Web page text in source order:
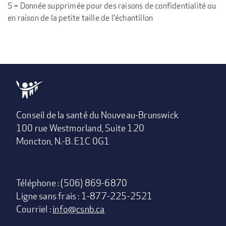
S = Donnée supprimée pour des raisons de confidentialité ou
en raison de la petite taille de l'échantillon
Conseil de la santé du Nouveau-Brunswick
100 rue Westmorland, Suite 120
Moncton, N.-B. E1C 0G1
Téléphone : (506) 869-6870
Ligne sans frais : 1-877-225-2521
Courriel :info@csnb.ca